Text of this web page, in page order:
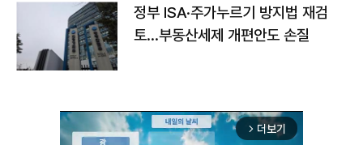
정부 ISA·주가누르기 방지법 재검
토…부동산세제 개편안도 손질
arrow_forward_ios 더보기